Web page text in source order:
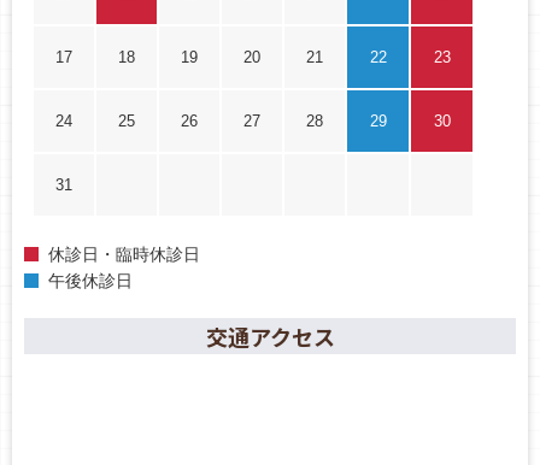
17 18 19 20 21 22 23
24 25 26 27 28 29 30
31
休診日・臨時休診日
午後休診日
交通アクセス